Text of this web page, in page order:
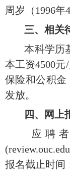
周岁（1996年4
三、相关
本科学历
本工资4500
保险和公积金
发放。
四、网上
应聘者
报名截止时间